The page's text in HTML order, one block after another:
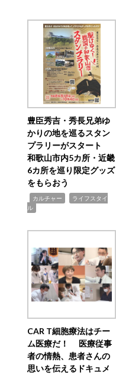
豊臣秀吉・秀長兄弟ゆ
かりの地を巡るスタン
プラリーがスタート
和歌山市内5カ所・近畿
6カ所を巡り限定グッズ
をもらおう
カルチャー
ライフスタイ
ル
CAR T細胞療法はチー
ム医療だ！ 医療従事
者の情熱、患者さんの
思いを伝えるドキュメ